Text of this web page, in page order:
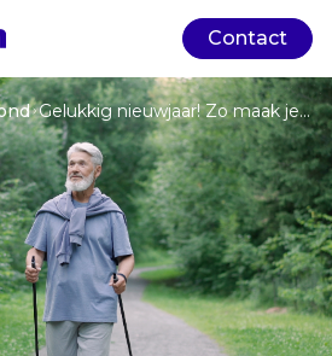
Contact
Gelukkig nieuwjaar! Zo maak je
van goede voornemens haalbare
stappen in 2026